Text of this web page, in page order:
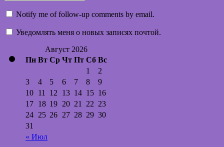
Notify me of follow-up comments by email.
Уведомлять меня о новых записях почтой.
Август 2026
Пн Вт Ср Чт Пт Сб Вс
« Июл
1
2
3
4 5 6 7 8
9
10 11 12 13 14 15 16
17 18 19 20 21 22 23
24 25 26 27 28 29 30
31